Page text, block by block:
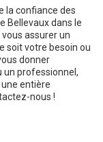
la confiance des
Bellevaux dans le
assurer un
soit votre besoin ou
donner
un professionnel,
entière
nous !